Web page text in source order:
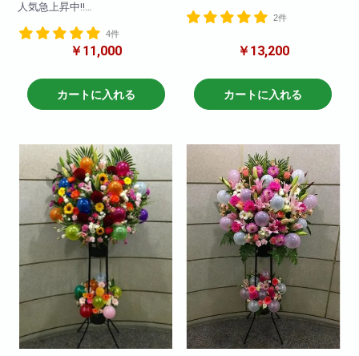
人気急上昇中!!
れたスタンド花です。基本的に
はカラフルでお作りしておりま
御色の指定等ある場合は 色指
定バルーンスタンド という商
※写真はイメージです
仕入れ状況により花材は変動い
たしますので
何卒ご了承ください。
4件
￥11,000
カートに入れる
お作りさせていただきました!色
ご希望の色を備考欄に記載いた
はお花の数が少ないため染めた
り、作成ができない場合があり
ます。
気急上昇中により値下げ敢行!よ
りお求めやすくなりました。
2件
￥13,200
カートに入れる